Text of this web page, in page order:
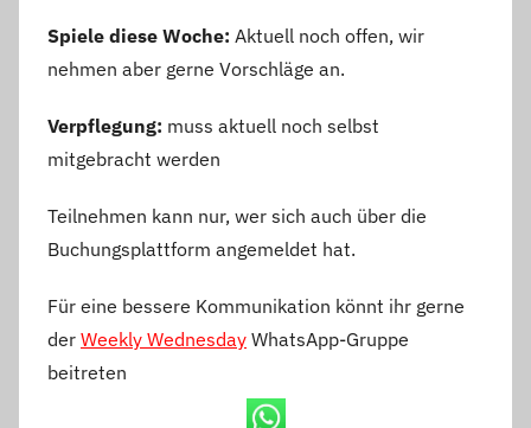
Spiele diese Woche: Aktuell noch offen, wir
nehmen aber gerne Vorschläge an.
Verpflegung: muss aktuell noch selbst
mitgebracht werden
Teilnehmen kann nur, wer sich auch über die
Buchungsplattform angemeldet hat.
Für eine bessere Kommunikation könnt ihr gerne
der Weekly Wednesday WhatsApp-Gruppe
beitreten